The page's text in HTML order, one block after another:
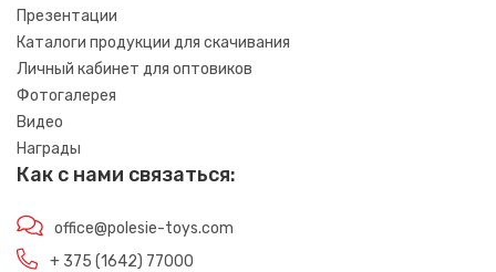
Презентации
Каталоги продукции для скачивания
Личный кабинет для оптовиков
Фотогалерея
Видео
Награды
Как с нами связаться:
office@polesie-toys.com
+ 375 (1642) 77000